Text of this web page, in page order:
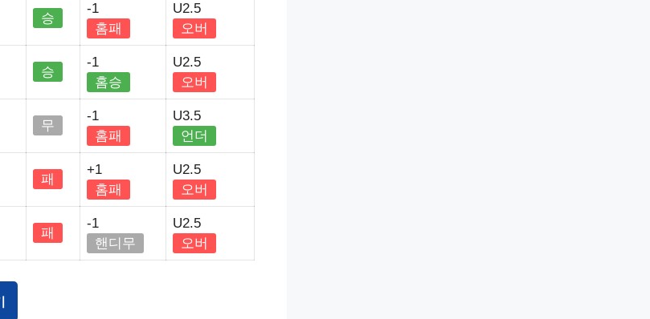
승
-1
홈패
U2.5
오버
승
-1
홈승
U2.5
오버
무
-1
홈패
U3.5
언더
패
+1
홈패
U2.5
오버
패
-1
핸디무
U2.5
오버